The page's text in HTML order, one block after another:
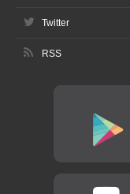
Twitter
RSS